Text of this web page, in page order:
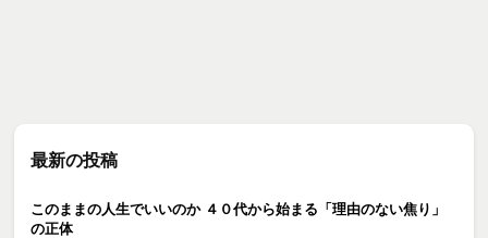
最新の投稿
このままの人生でいいのか ４０代から始まる「理由のない焦り」
の正体